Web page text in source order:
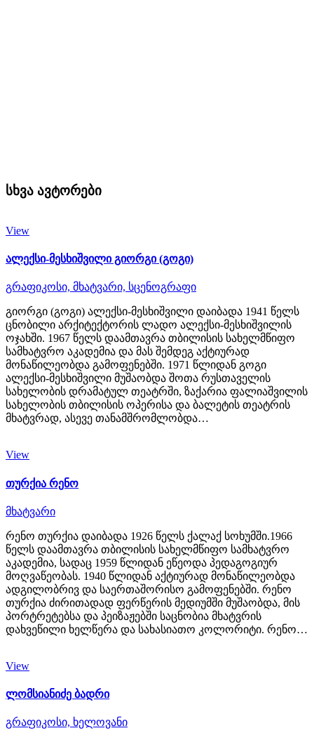
სხვა ავტორები
View
ალექსი-მესხიშვილი გიორგი (გოგი)
გრაფიკოსი, მხატვარი, სცენოგრაფი
გიორგი (გოგი) ალექსი-მესხიშვილი დაიბადა 1941 წელს
ცნობილი არქიტექტორის ლადო ალექსი-მესხიშვილის
ოჯახში. 1967 წელს დაამთავრა თბილისის სახელმწიფო
სამხატვრო აკადემია და მას შემდეგ აქტიურად
მონაწილეობდა გამოფენებში. 1971 წლიდან გოგი
ალექსი-მესხიშვილი მუშაობდა შოთა რუსთაველის
სახელობის დრამატულ თეატრში, ზაქარია ფალიაშვილის
სახელობის თბილისის ოპერისა და ბალეტის თეატრის
მხატვრად, ასევე თანამშრომლობდა…
View
თურქია რენო
მხატვარი
რენო თურქია დაიბადა 1926 წელს ქალაქ სოხუმში.1966
წელს დაამთავრა თბილისის სახელმწიფო სამხატვრო
აკადემია, სადაც 1959 წლიდან ეწეოდა პედაგოგიურ
მოღვაწეობას. 1940 წლიდან აქტიურად მონაწილეობდა
ადგილობრივ და საერთაშორისო გამოფენებში. რენო
თურქია ძირითადად ფერწერის მედიუმში მუშაობდა, მის
პორტრეტებსა და პეიზაჟებში საცნობია მხატვრის
დახვეწილი ხელწერა და სახასიათო კოლორიტი. რენო…
View
ლომსიანიძე ბადრი
გრაფიკოსი, ხელოვანი